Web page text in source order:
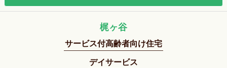
梶ヶ谷
サービス付高齢者向け住宅
デイサービス